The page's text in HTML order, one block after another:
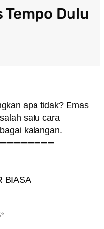
Tempo Dulu
apa tidak? Emas
satu cara
kalangan.
BIASA